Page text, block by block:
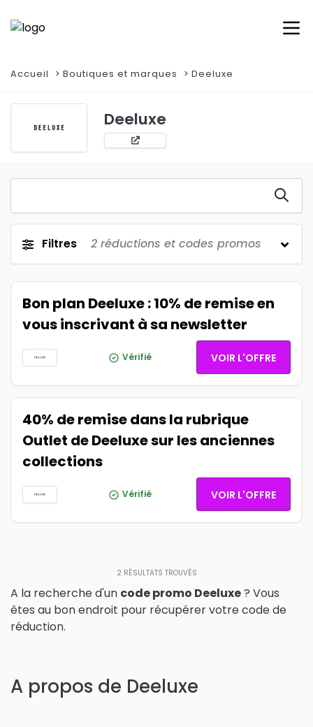
Accueil Boutiques et marques Deeluxe
Deeluxe
Filtres 2 réductions et codes promos
Bon plan Deeluxe : 10% de remise en
vous inscrivant à sa newsletter
Vérifié VOIR L'OFFRE
40% de remise dans la rubrique
Outlet de Deeluxe sur les anciennes
collections
Vérifié VOIR L'OFFRE
2 RÉSULTATS TROUVÉS
A la recherche d'un code promo Deeluxe? Vous
êtes au bon endroit pour récupérer votre code de
réduction.
A propos de Deeluxe